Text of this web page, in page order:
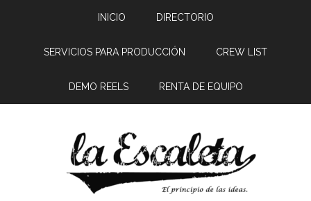
INICIO DIRECTORIO
SERVICIOS PARA PRODUCCIÓN CREW LIST
DEMO REELS RENTA DE EQUIPO